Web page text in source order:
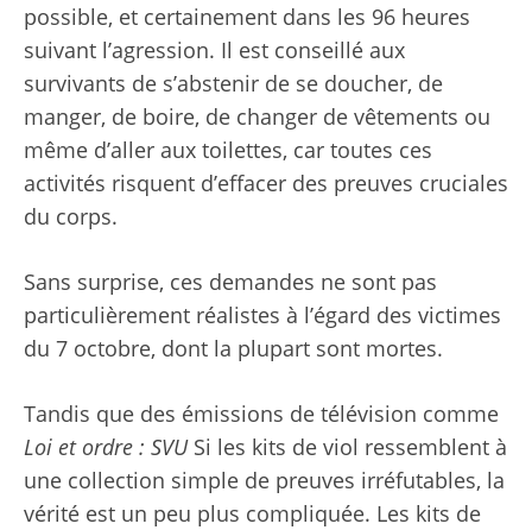
possible, et certainement dans les 96 heures
suivant l’agression. Il est conseillé aux
survivants de s’abstenir de se doucher, de
manger, de boire, de changer de vêtements ou
même d’aller aux toilettes, car toutes ces
activités risquent d’effacer des preuves cruciales
du corps.
Sans surprise, ces demandes ne sont pas
particulièrement réalistes à l’égard des victimes
du 7 octobre, dont la plupart sont mortes.
Tandis que des émissions de télévision comme
Loi et ordre : SVUSi les kits de viol ressemblent à
une collection simple de preuves irréfutables, la
vérité est un peu plus compliquée. Les kits de